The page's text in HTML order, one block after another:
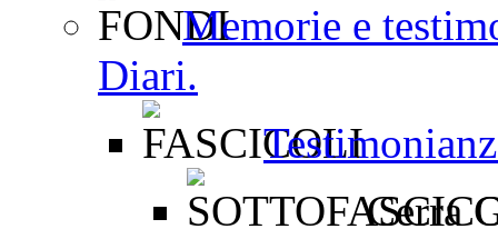
Memorie e
Diari.
Cerra